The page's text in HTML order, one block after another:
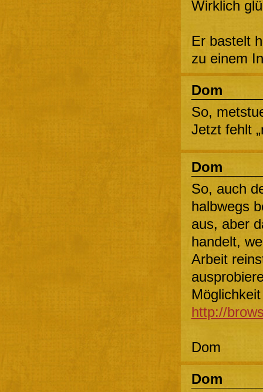
Wirklich
Er bastelt
zu einem
Dom
So,
Jetzt fehlt
Dom
So, auch
halbwegs
aus, aber
handelt,
Arbeit
http://
Dom
Dom